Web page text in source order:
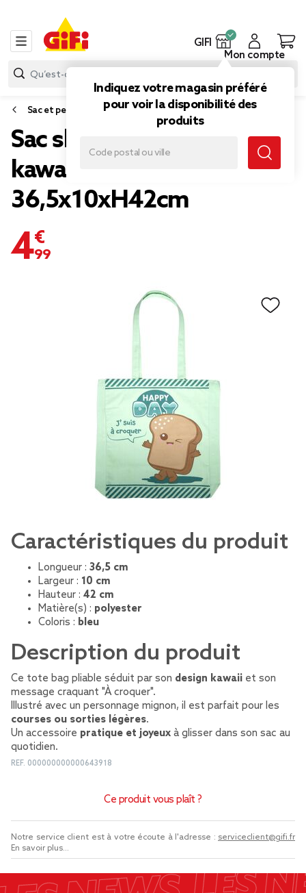
GIFI
Indiquez votre magasin préféré
pour voir la disponibilité des
produits
Mon compte
Sac et petite maroquinerie
Sac shopping tote bag
kawaii "À croquer"
36,5x10xH42cm
4,99 €
Caractéristiques du produit
Longueur : 36,5 cm
Largeur : 10 cm
Hauteur : 42 cm
Matière(s) : polyester
Coloris : bleu
Description du produit
Ce tote bag pliable séduit par son design kawaii et son
message craquant "À croquer".
Illustré avec un personnage mignon, il est parfait pour les
courses ou sorties légères.
Un accessoire pratique et joyeux à glisser dans son sac au
quotidien.
REF. 000000000000643918
Ce produit vous plaît ?
Notre service client est à votre écoute à l'adresse : serviceclient@gifi.fr
En savoir plus...